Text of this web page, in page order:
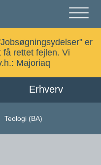
luk
Selvbetjening
er
få rettet fejlen. Vi
Majoriaq
Erhverv
Teologi (BA)